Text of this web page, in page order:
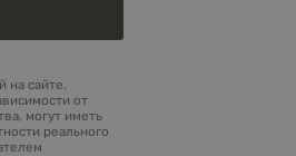
на сайте.
от
могут иметь
реального